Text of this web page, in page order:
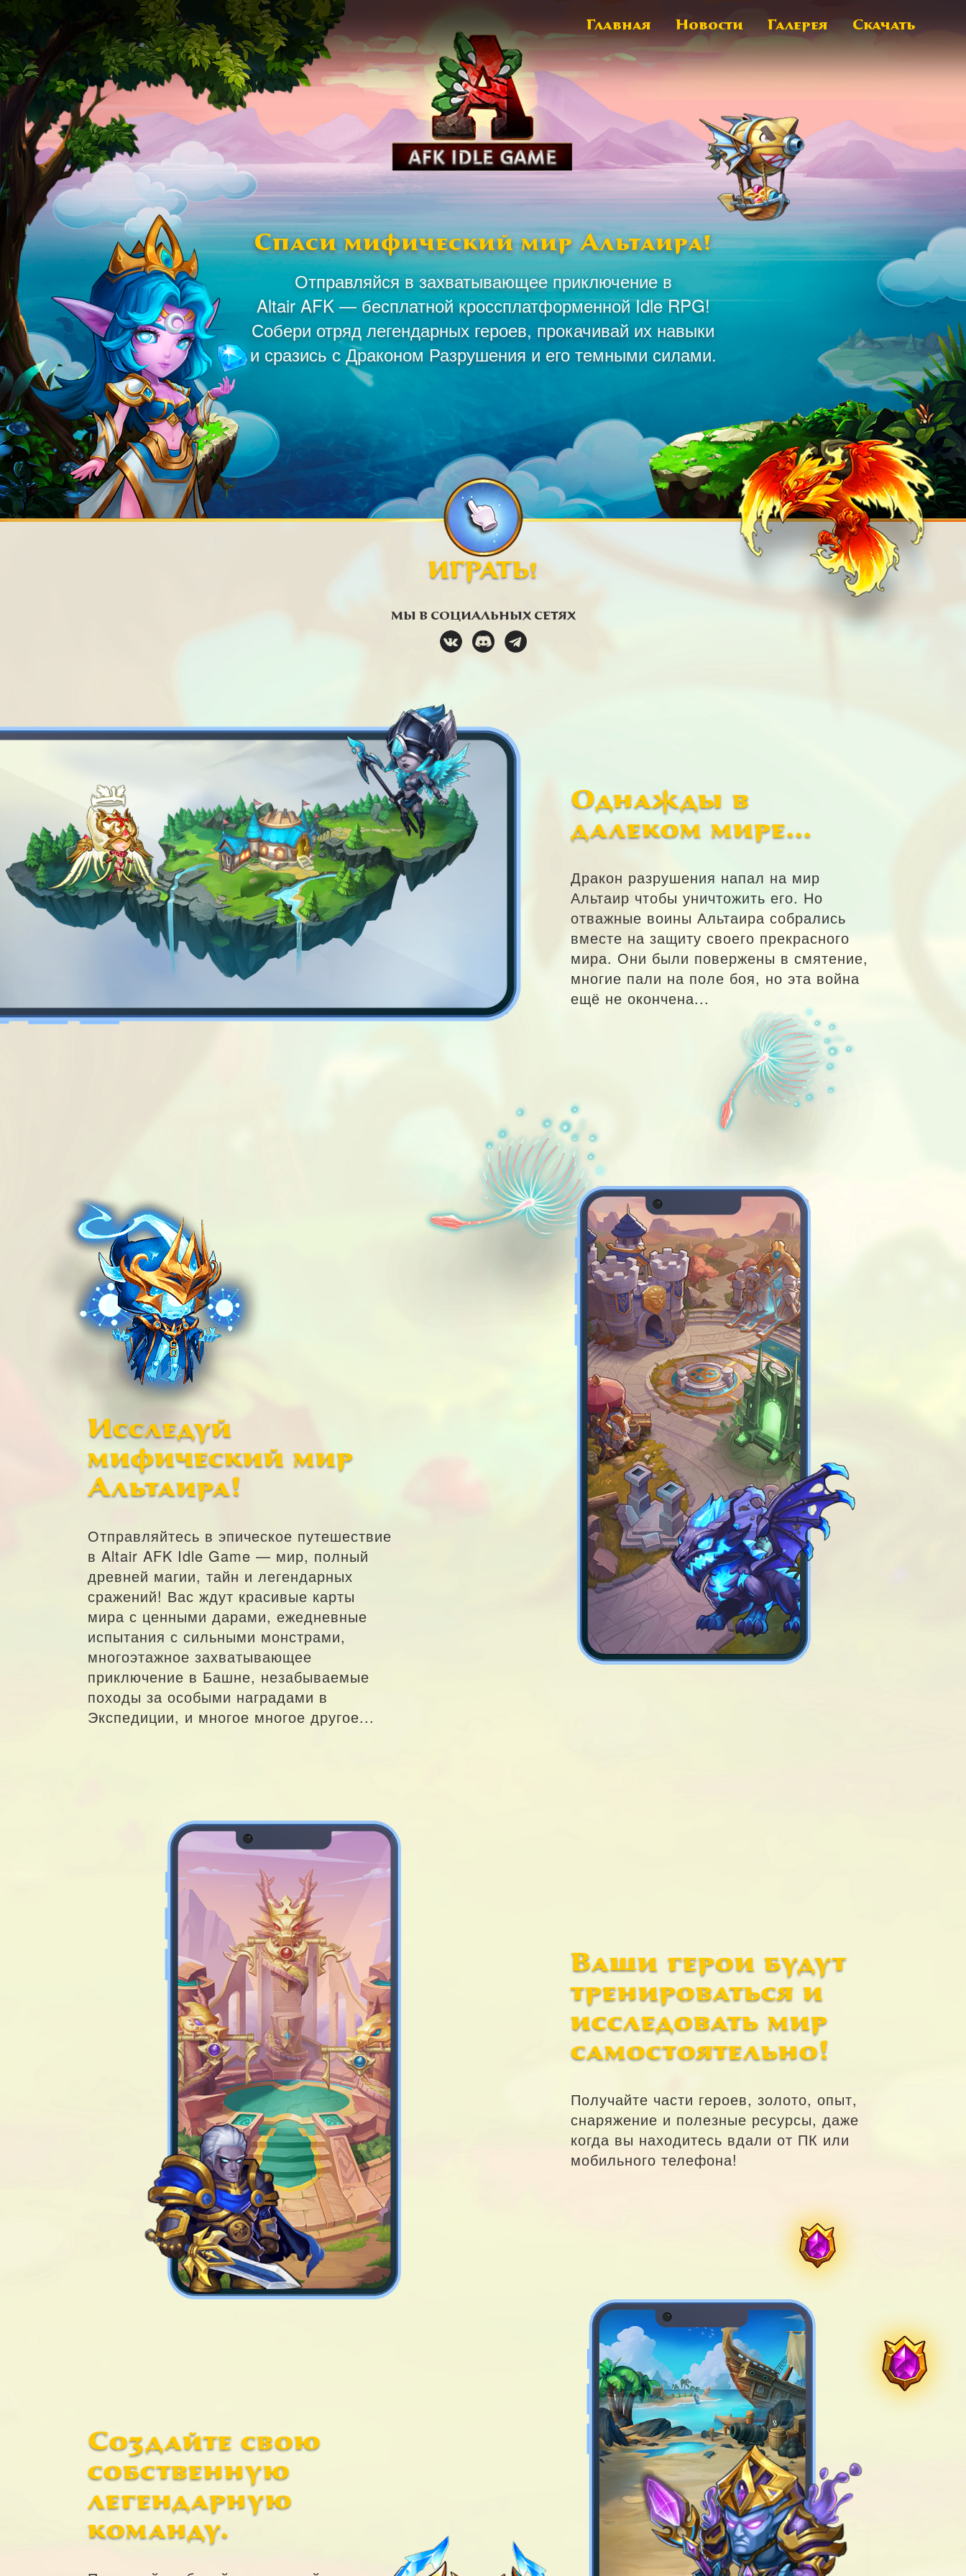
Главная Новости Галерея Скачать
Спаси мифический мир Альтаира!
Отправляйся в захватывающее приключение в
Altair AFK — бесплатной кроссплатформенной Idle RPG!
Собери отряд легендарных героев, прокачивай их навыки
и сразись с Драконом Разрушения и его темными силами.
ИГРАТЬ!
МЫ В СОЦИАЛЬНЫХ СЕТЯХ
Однажды в
далеком мире...
Дракон разрушения напал на мир
Альтаир чтобы уничтожить его. Но
отважные воины Альтаира собрались
вместе на защиту своего прекрасного
мира. Они были повержены в смятение,
многие пали на поле боя, но эта война
ещё не окончена...
Исследуй
мифический мир
Альтаира!
Отправляйтесь в эпическое путешествие
в Altair AFK Idle Game — мир, полный
древней магии, тайн и легендарных
сражений! Вас ждут красивые карты
мира с ценными дарами, ежедневные
испытания с сильными монстрами,
многоэтажное захватывающее
приключение в Башне, незабываемые
походы за особыми наградами в
Экспедиции, и многое многое другое...
Ваши герои будут
тренироваться и
исследовать мир
самостоятельно!
Получайте части героев, золото, опыт,
снаряжение и полезные ресурсы, даже
когда вы находитесь вдали от ПК или
мобильного телефона!
Создайте свою
собственную
легендарную
команду.